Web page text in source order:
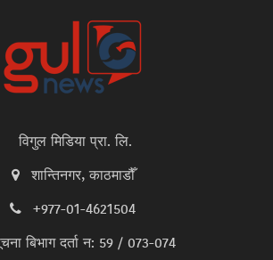
विगुल मिडिया प्रा. लि.
शान्तिनगर, काठमाडौँ
+977-01-4621504
बिभाग दर्ता न: 59 / 073-074